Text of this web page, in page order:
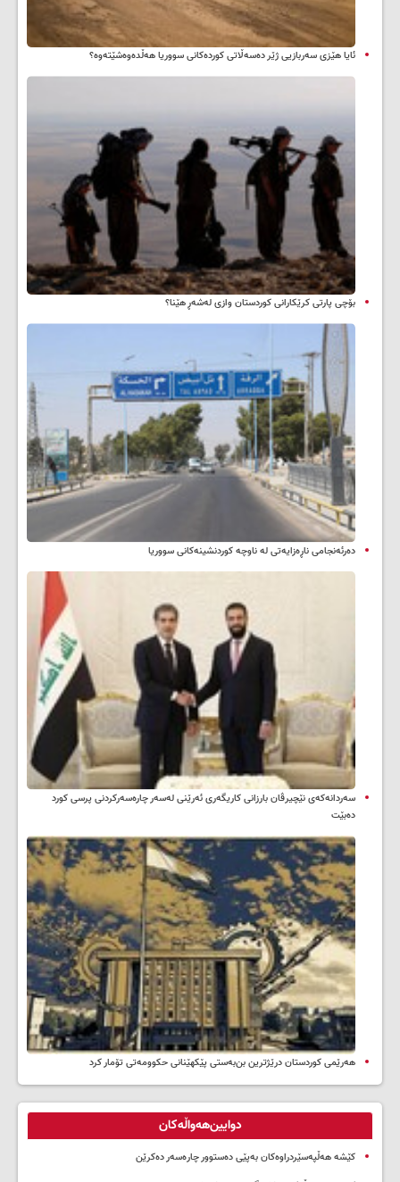
ئایا هێزی سەربازیی ژێر دەسەڵاتی کوردەکانی سووریا هەڵدەوەشێتەوە؟
بۆچی پارتی کرێکارانی کوردستان وازی لەشەڕ هێنا؟
دەرئەنجامی ناڕەزایەتی لە ناوچە کوردنشینەکانی سووریا
سه‌ردانه‌کەی نێچیرڤان بارزانی كاریگه‌ری ئه‌رێنی له‌سه‌ر چاره‌سه‌ركردنی پرسی كورد
ده‌بێت
هەرێمی کوردستان درێژترین بن‌بەستی پێکهێنانی حکوومەتی تۆمار کرد
دوایین‌هەواڵەکان
کێشە هەڵپەسێردراوەکان بەپێی دەستوور چارەسەر دەکرێن